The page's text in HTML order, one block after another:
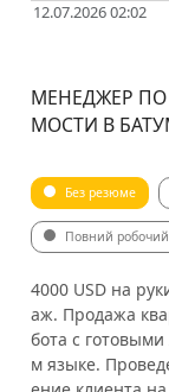
12.07.2026 02:02
МЕНЕДЖЕР
МОСТИ В
Без резюме
Повний
4000 USD на
аж. Продажа
бота с
м языке.